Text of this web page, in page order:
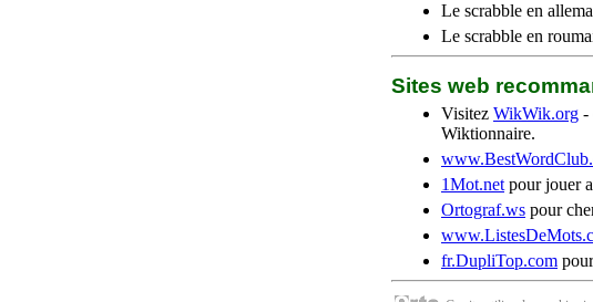
Le scrabble en
Le scrabble en
Sites web
Visitez WikWik.org -
Wiktionnaire.
1Mot.net pour jouer
Ortograf.ws pour
fr.DupliTop.com